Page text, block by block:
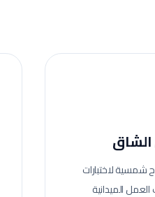
الشاق
شمسيةلاختبارات
الميدانية